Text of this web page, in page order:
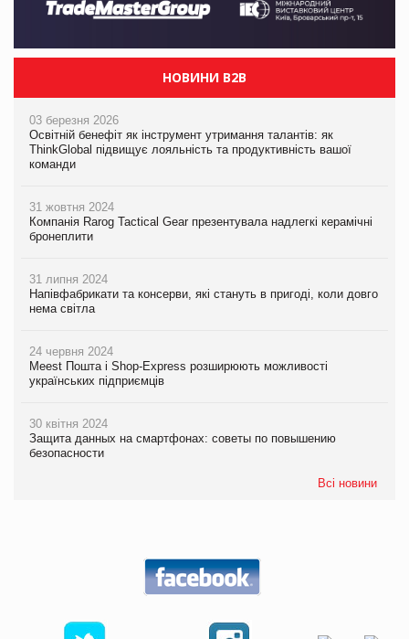
НОВИНИ B2B
03 березня 2026
Освітній бенефіт як інструмент утримання талантів: як
ThinkGlobal підвищує лояльність та продуктивність вашої
команди
31 жовтня 2024
Компанія Rarog Tactical Gear презентувала надлегкі керамічні
бронеплити
31 липня 2024
Напівфабрикати та консерви, які стануть в пригоді, коли довго
нема світла
24 червня 2024
Meest Пошта і Shop-Express розширюють можливості
українських підприємців
30 квітня 2024
Защита данных на смартфонах: советы по повышению
безопасности
Всі новини